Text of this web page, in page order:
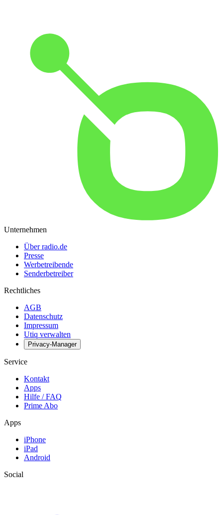
Unternehmen
Über radio.de
Presse
Werbetreibende
Senderbetreiber
Rechtliches
AGB
Datenschutz
Impressum
Utiq verwalten
Privacy-Manager
Service
Kontakt
Apps
Hilfe / FAQ
Prime Abo
Apps
iPhone
iPad
Android
Social